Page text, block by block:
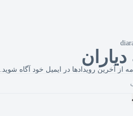
از آخرین رویدادها در ایمیل خود آگاه شوید.